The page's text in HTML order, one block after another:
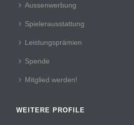
Aussenwerbung
Spielerausstattung
Leistungsprämien
Spende
Mitglied werden!
WEITERE PROFILE